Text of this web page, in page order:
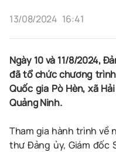
13/08/2024 16:41
Ngày 10 và 11/8/2024,
đã tổ chức chương
Quốc gia Pò Hèn, xã
Quảng Ninh.
Tham gia hành trình về
thư Đảng ủy, Giám đốc